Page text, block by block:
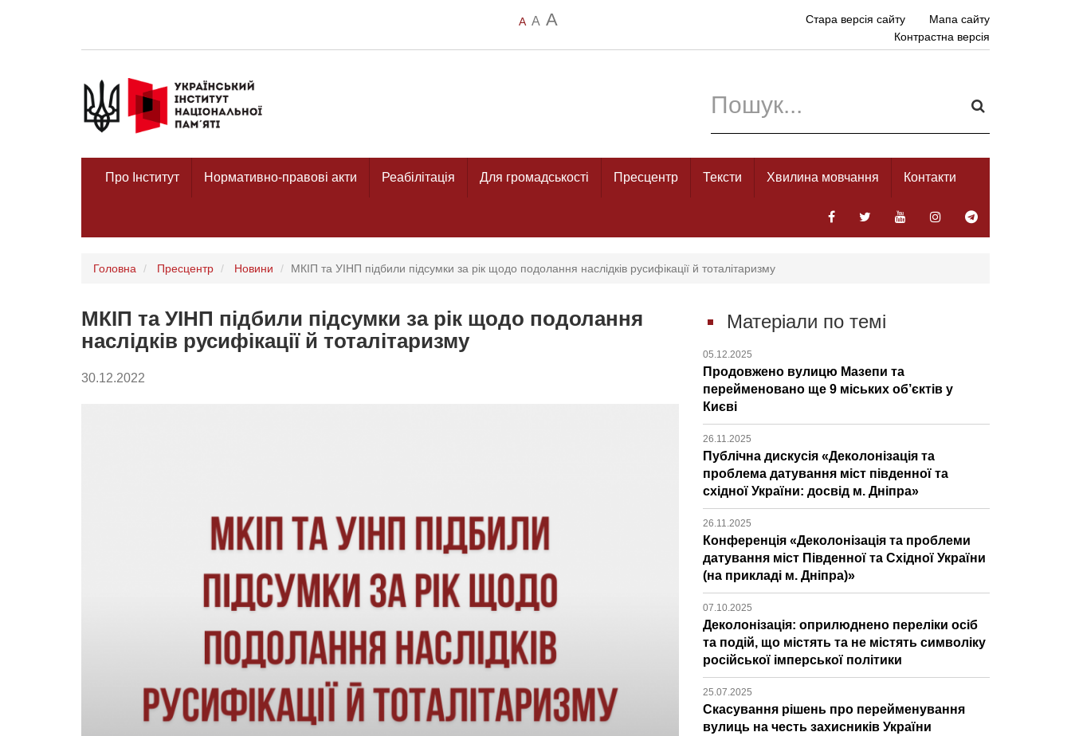
A A A Стара версія сайту
Мапа сайту
Контрастна версія
Про Інститут Нормативно-правові акти Реабілітація Для громадськості Пресцентр Тексти Хвилина мовчання Контакти
Головна Пресцентр Новини МКІП та УІНП підбили підсумки за рік щодо подолання наслідків русифікації й тоталітаризму
МКІП та УІНП підбили підсумки за рік щодо подолання
наслідків русифікації й тоталітаризму
30.12.2022
Матеріали по темі
05.12.2025
Продовжено вулицю Мазепи та
перейменовано ще 9 міських об’єктів у
Києві
26.11.2025
Публічна дискусія «Деколонізація та
проблема датування міст південної та
східної України: досвід м. Дніпра»
26.11.2025
Конференція «Деколонізація та проблеми
датування міст Південної та Східної України
(на прикладі м. Дніпра)»
07.10.2025
Деколонізація: оприлюднено переліки осіб
та подій, що містять та не містять символіку
російської імперської політики
25.07.2025
Скасування рішень про перейменування
вулиць на честь захисників України